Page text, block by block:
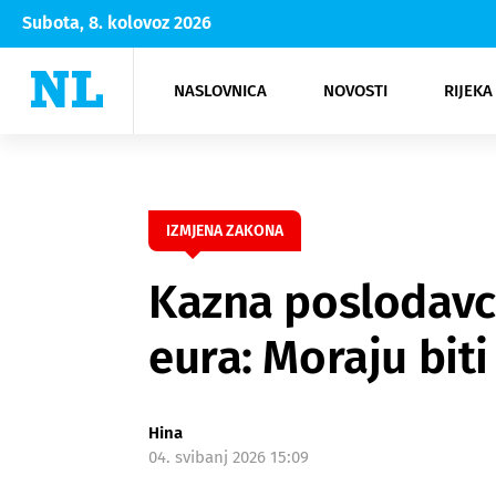
Subota, 8. kolovoz 2026
NASLOVNICA NOVOSTI
Rijeka Opatija
NK
Moda
Kultura
IZMJENA ZAKONA
Kazna
eura: Moraju
Hina
04. svibanj 2026 15:09